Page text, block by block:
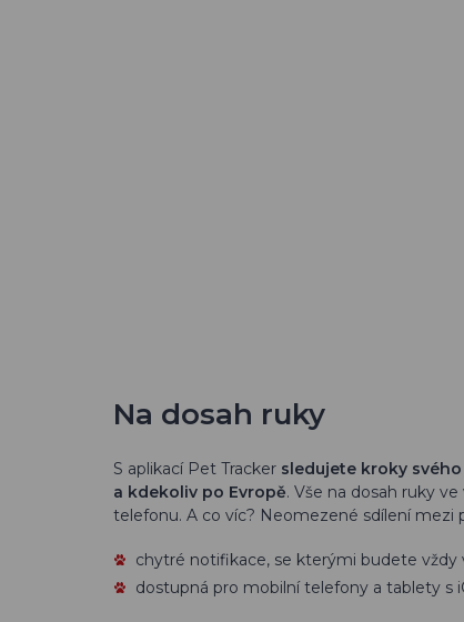
Na dosah ruky
S aplikací Pet Tracker sledujete kroky
a kdekoliv po Evropě. Vše na dosah ruky
telefonu. A co víc? Neomezené sdílení mezi
chytré notifikace, se kterými budete vždy
dostupná pro mobilní telefony a tablety s